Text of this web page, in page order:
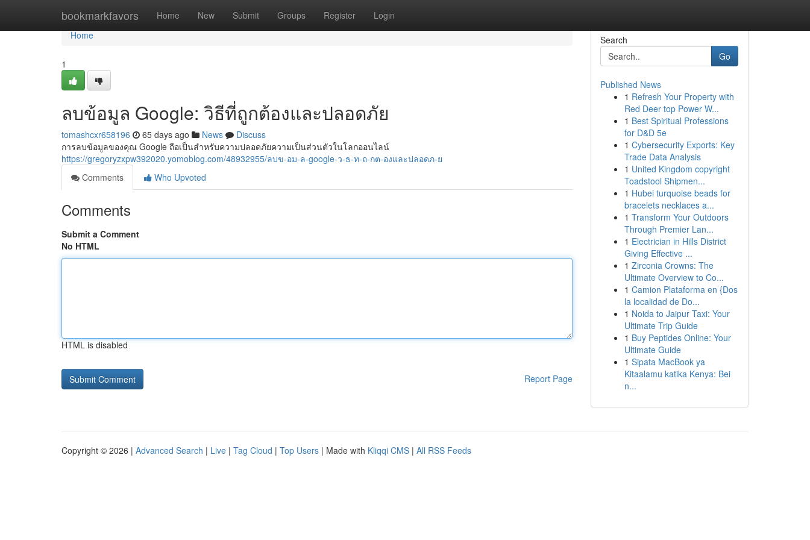
bookmarkfavors Home New Submit Groups Register Login
Home
Home
1
ลบข้อมูล Google: วิธีที่ถูกต้องและปลอดภัย
tomashcxr658196 65 days ago News
Discuss
การลบข้อมูลของคุณ Google ถือเป็นสำหรับความปลอดภัยความเป็นส่วนตัวในโลกออนไลน์
https://gregoryzxpw392020.yomoblog.com/48932955/ลบข-อม-ล-google-ว-ธ-ท-ถ-กต-องและปลอดภ-ย
Comments
Who Upvoted
Comments
Submit a Comment
No HTML
HTML is disabled
Report Page
Search
Go
Published News
1 Refresh Your Property with
Red Deer top Power W...
1 Best Spiritual Professions
for D&D 5e
1 Cybersecurity Exports: Key
Trade Data Analysis
1 United Kingdom copyright
Toadstool Shipmen...
1 Hubei turquoise beads for
bracelets necklaces a...
1 Transform Your Outdoors
Through Premier Lan...
1 Electrician in Hills District
Giving Effective ...
1 Zirconia Crowns: The
Ultimate Overview to Co...
1 Camion Plataforma en {Dos
la localidad de Do...
1 Noida to Jaipur Taxi: Your
Ultimate Trip Guide
1 Buy Peptides Online: Your
Ultimate Guide
1 Sipata MacBook ya
Kitaalamu katika Kenya: Bei
n...
Copyright © 2026 | Advanced Search | Live | Tag Cloud | Top Users | Made with Kliqqi CMS | All RSS Feeds